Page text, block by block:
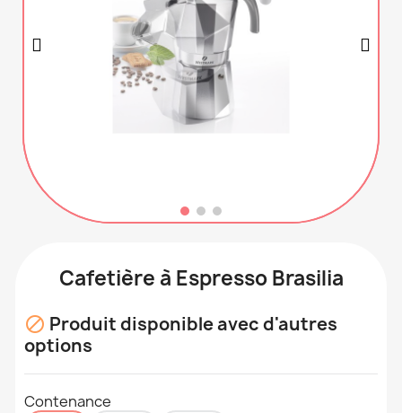
Cafetière à Espresso Brasilia
 Produit disponible avec d'autres
options
Contenance